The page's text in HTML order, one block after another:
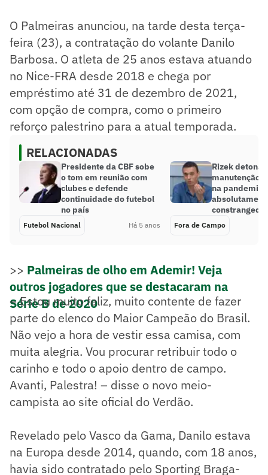
O Palmeiras anunciou, na tarde desta terça-
feira (23), a contratação do volante Danilo
Barbosa. O atleta de 25 anos estava atuando
no Nice-FRA desde 2018 e chega por
empréstimo até 31 de dezembro de 2021,
com opção de compra, como o primeiro
reforço palestrino para a atual temporada.
RELACIONADAS
Presidente da CBF sobe
o tom em reunião com
clubes e defende
continuidade do futebol
no país
Futebol Nacional Há 5 anos
Rizek detona
manutenção
na pandemia:
Fora de Campo
>> Palmeiras de olho em Ademir! Veja
outros jogadores que se destacaram na
Série B de 2020
– Estou muito feliz, muito contente de fazer
parte do elenco do Maior Campeão do Brasil.
Não vejo a hora de vestir essa camisa, com
muita alegria. Vou procurar retribuir todo o
carinho e todo o apoio dentro de campo.
Avanti, Palestra! – disse o novo meio-
campista ao site oficial do Verdão.
Revelado pelo Vasco da Gama, Danilo estava
na Europa desde 2014, quando, com 18 anos,
havia sido contratado pelo Sporting Braga-